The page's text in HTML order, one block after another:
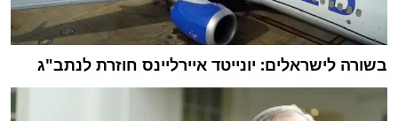
בשורה לישראלים: יונייטד איירליינס חוזרת לנתב"ג